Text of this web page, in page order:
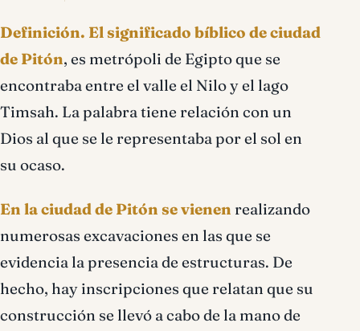
Definición. El significado bíblico de ciudad
de Pitón, es metrópoli de Egipto que se
encontraba entre el valle el Nilo y el lago
Timsah. La palabra tiene relación con un
Dios al que se le representaba por el sol en
su ocaso.
En la ciudad de Pitón se vienen realizando
numerosas excavaciones en las que se
evidencia la presencia de estructuras. De
hecho, hay inscripciones que relatan que su
construcción se llevó a cabo de la mano de